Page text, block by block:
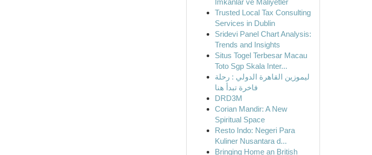
İmkanlar ve Maliyetler
Trusted Local Tax Consulting
Services in Dublin
Sridevi Panel Chart Analysis:
Trends and Insights
Situs Togel Terbesar Macau
Toto Sgp Skala Inter...
ليموزين القاهرة الدولي : رحلة
فاخرة تبدأ هنا
DRD3M
Corian Mandir: A New
Spiritual Space
Resto Indo: Negeri Para
Kuliner Nusantara d...
Bringing Home an British